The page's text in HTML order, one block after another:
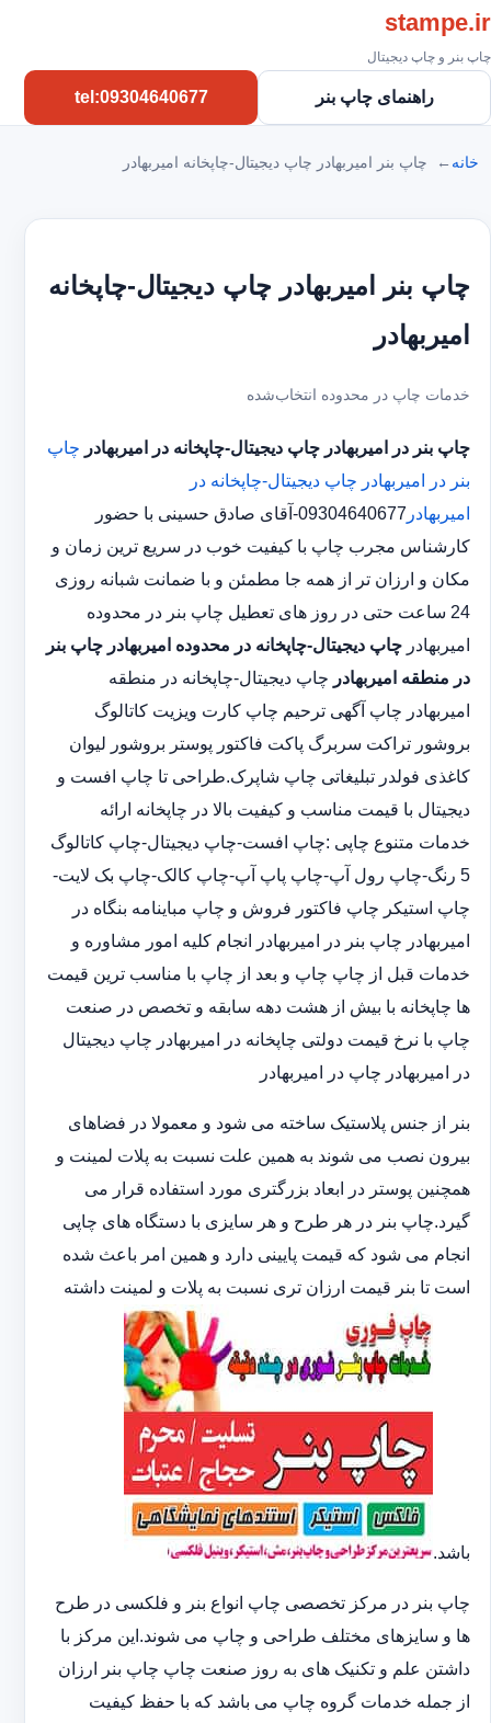
stampe.ir
چاپ بنر و چاپ دیجیتال
راهنمای چاپ بنر tel:09304640677
خانه چاپ بنر امیربهادر چاپ دیجیتال-چاپخانه امیربهادر
چاپ بنر امیربهادر چاپ دیجیتال-چاپخانه
امیربهادر
خدمات چاپ در محدوده انتخاب‌شده
چاپ بنر در امیربهادر چاپ دیجیتال-چاپخانه در امیربهادر چاپ
بنر در امیربهادر چاپ دیجیتال-چاپخانه در
امیربهادر
09304640677-آقای صادق حسینی با حضور
کارشناس مجرب چاپ با کیفیت خوب در سریع ترین زمان و
مکان و ارزان تر از همه جا مطمئن و با ضمانت شبانه روزی
24 ساعت حتی در روز های تعطیل چاپ بنر در محدوده
امیربهادر چاپ دیجیتال-چاپخانه در محدوده امیربهادر چاپ بنر
در منطقه امیربهادر چاپ دیجیتال-چاپخانه در منطقه
امیربهادر چاپ آگهی ترحیم چاپ کارت ویزیت کاتالوگ
بروشور تراکت سربرگ پاکت فاکتور پوستر بروشور لیوان
کاغذی فولدر تبلیغاتی چاپ شاپرک.طراحی تا چاپ افست و
دیجیتال با قیمت مناسب و کیفیت بالا در چاپخانه ارائه
خدمات متنوع چاپی :چاپ افست-چاپ دیجیتال-چاپ کاتالوگ
5 رنگ-چاپ رول آپ-چاپ پاپ آپ-چاپ کالک-چاپ بک لایت-
چاپ استیکر چاپ فاکتور فروش و چاپ مباینامه بنگاه در
امیربهادر چاپ بنر در امیربهادر انجام کلیه امور مشاوره و
خدمات قبل از چاپ چاپ و بعد از چاپ با مناسب ترین قیمت
ها چاپخانه با بیش از هشت دهه سابقه و تخصص در صنعت
چاپ با نرخ قیمت دولتی چاپخانه در امیربهادر چاپ دیجیتال
در امیربهادر چاپ در امیربهادر
بنر از جنس پلاستیک ساخته می شود و معمولا در فضاهای
بیرون نصب می شوند به همین علت نسبت به پلات لمینت و
همچنین پوستر در ابعاد بزرگتری مورد استفاده قرار می
گیرد.چاپ بنر در هر طرح و هر سایزی با دستگاه های چاپی
انجام می شود که قیمت پایینی دارد و همین امر باعث شده
است تا بنر قیمت ارزان تری نسبت به پلات و لمینت داشته
باشد.
چاپ بنر در مرکز تخصصی چاپ انواع بنر و فلکسی در طرح
ها و سایزهای مختلف طراحی و چاپ می شوند.این مرکز با
داشتن علم و تکنیک های به روز صنعت چاپ چاپ بنر ارزان
از جمله خدمات گروه چاپ می باشد که با حفظ کیفیت